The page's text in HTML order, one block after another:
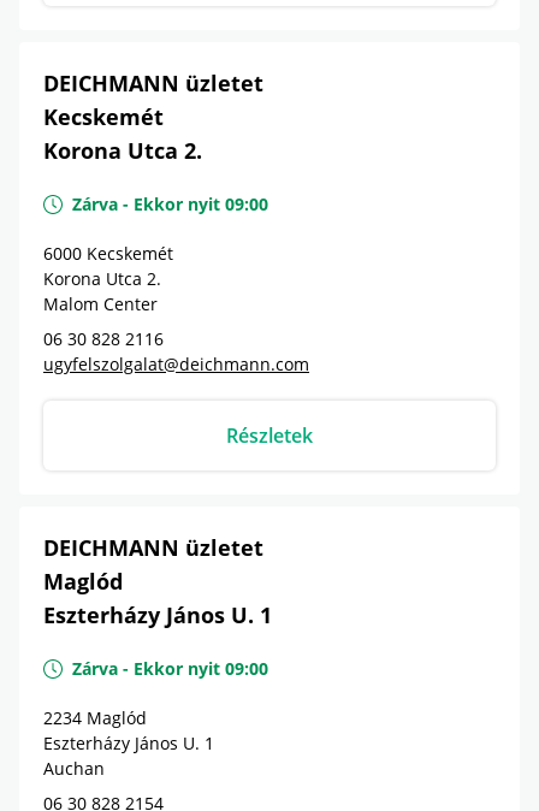
DEICHMANN üzletet
Kecskemét
Korona Utca 2.
Zárva - Ekkor nyit 09:00
6000 Kecskemét
Korona Utca 2.
Malom Center
06 30 828 2116
ugyfelszolgalat@deichmann.com
Részletek
DEICHMANN üzletet
Maglód
Eszterházy János U. 1
Zárva - Ekkor nyit 09:00
2234 Maglód
Eszterházy János U. 1
Auchan
06 30 828 2154